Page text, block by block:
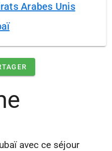
Arabes Unis
avec ce séjour